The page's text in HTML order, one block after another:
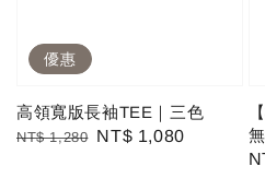
優惠
高領寬版長袖TEE｜三色
Regular
NT$ 1,280 Sale
NT$ 1,080